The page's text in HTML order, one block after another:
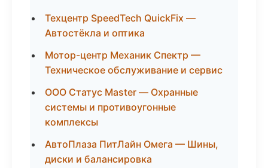
Техцентр SpeedTech QuickFix —
Автостёкла и оптика
Мотор-центр Механик Спектр —
Техническое обслуживание и сервис
ООО Статус Master — Охранные
системы и противоугонные
комплексы
АвтоПлаза ПитЛайн Омега — Шины,
диски и балансировка